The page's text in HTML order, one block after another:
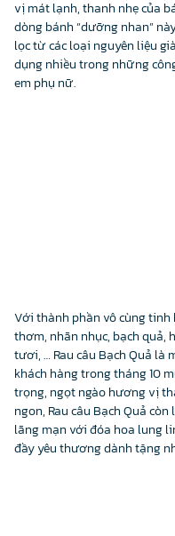
vị mát lạnh, thanh nhẹ của
dòng bánh “dưỡng nhan”
lọc từ các loại nguyên liệu
dụng nhiều trong những
em phụ nữ.
Với thành phần vô cùng
thơm, nhãn nhục, bạch quả,
tươi, … Rau câu Bạch Quả là
khách hàng trong tháng 10
trọng, ngọt ngào hương vị
ngon, Rau câu Bạch Quả
lãng mạn với đóa hoa lung
đầy yêu thương dành tặng